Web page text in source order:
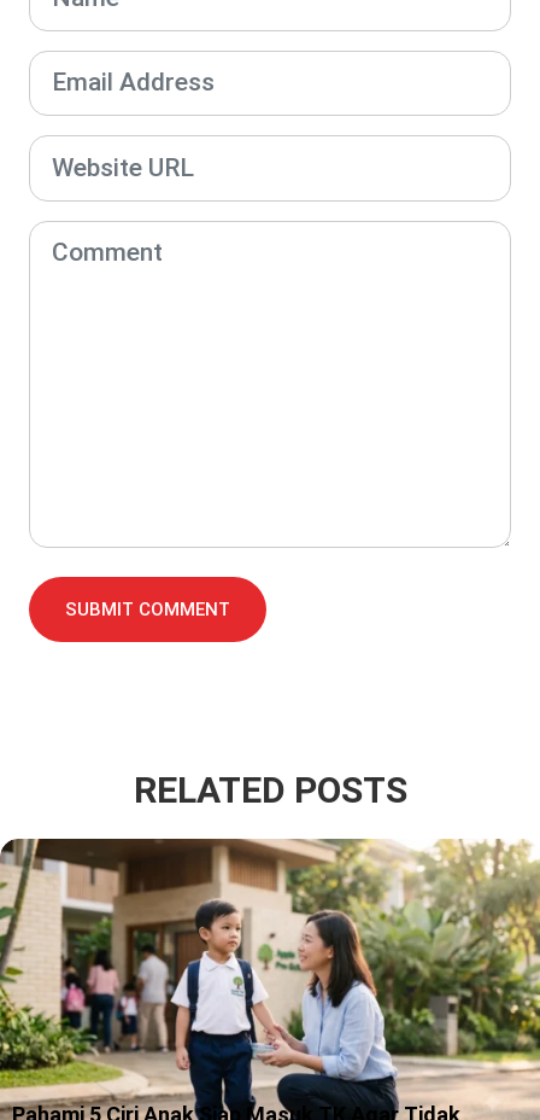
SUBMIT COMMENT
RELATED POSTS
Pahami 5 Ciri Anak Siap Masuk TK Agar Tidak